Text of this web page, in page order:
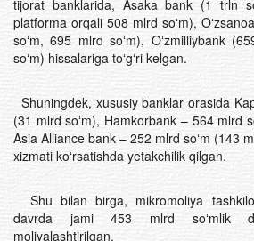
tijorat banklarida, Asaka bank (1 trln
platforma orqali 508 mlrd soʻm),
soʻm, 695 mlrd soʻm), Oʻzmilliybank
soʻm) hissalariga toʻgʻri kelgan.
Shuningdek, xususiy banklar orasida
(31 mlrd soʻm), Hamkorbank – 564 mlrd
Asia Alliance bank – 252 mlrd soʻm (143
xizmati koʻrsatishda yetakchilik qilgan.
Shu bilan birga, mikromoliya
davrda jami 453 mlrd soʻmlik
moliyalashtirilgan.